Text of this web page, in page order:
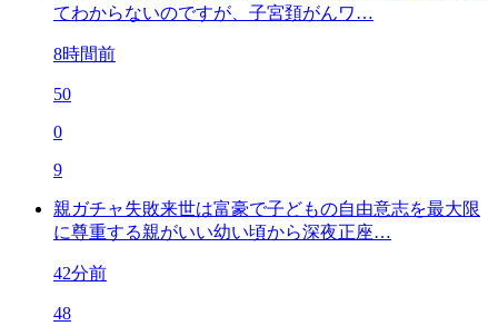
てわからないのですが、子宮頚がんワ…
8時間前
50
0
9
親ガチャ失敗来世は富豪で子どもの自由意志を最大限
に尊重する親がいい幼い頃から深夜正座…
42分前
48